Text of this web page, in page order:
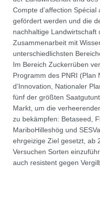
Compte d’affection
gefördert werden und die
nachhaltige Landwirtschaft
Zusammenarbeit mit
unterschiedlichsten
Im Bereich Zuckerrüben
Programm des PNRI (Plan
d’Innovation, Nationaler
fünf der größten
Markt, um die
zu bekämpfen: Betaseed,
MariboHilleshög und
ehrgeizige Ziel gesetzt, ab
Versuchen Sorten
auch resistent gegen